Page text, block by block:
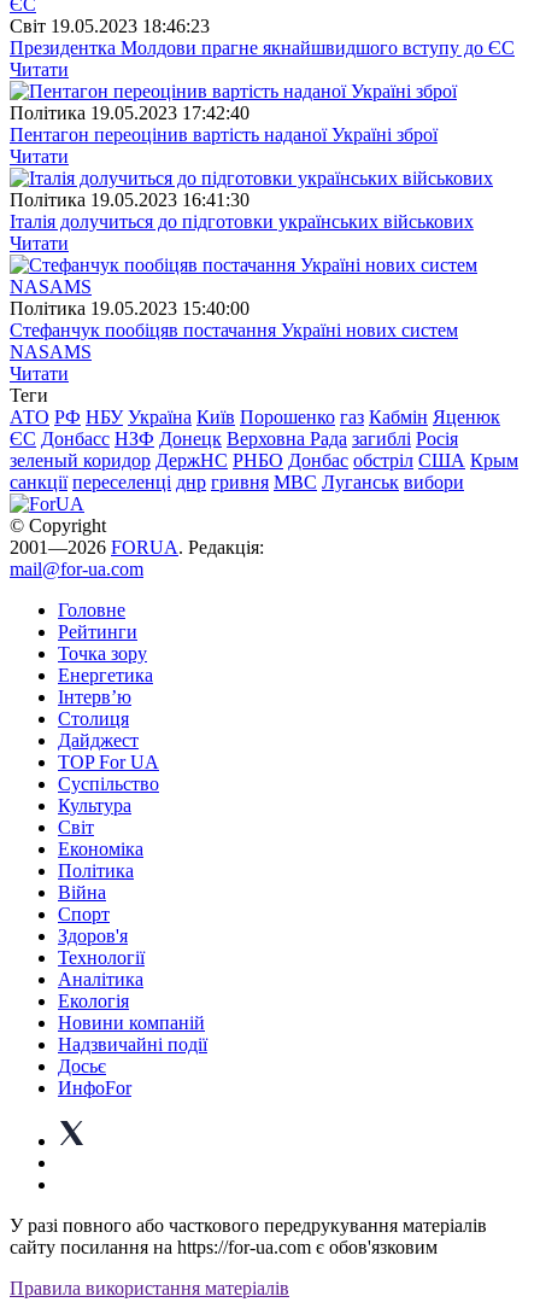
Свiт 19.05.2023 18:46:23
Президентка Молдови прагне якнайшвидшого вступу до ЄС
Читати
Полiтика 19.05.2023 17:42:40
Пентагон переоцінив вартість наданої Україні зброї
Читати
Полiтика 19.05.2023 16:41:30
Італія долучиться до підготовки українських військових
Читати
Полiтика 19.05.2023 15:40:00
Стефанчук пообіцяв постачання Україні нових систем
NASAMS
Читати
Теги
АТО РФ НБУ Україна Київ Порошенко газ Кабмін Яценюк
ЄС Донбасс НЗФ Донецк Верховна Рада загиблі Росія
зеленый коридор ДержНС РНБО Донбас обстріл США Крым
санкції переселенці днр гривня МВС Луганськ вибори
© Copyright
2001—2026 FORUA. Редакція:
mail@for-ua.com
Головне
Рейтинги
Точка зору
Енергетика
Інтерв’ю
Столиця
Дайджест
TOP For UA
Суспiльство
Культура
Світ
Економіка
Політика
Війна
Спорт
Здоров'я
Технології
Аналітика
Екологія
Новини компаній
Надзвичайні події
Досьє
ИнфоFor
У разі повного або часткового передрукування матеріалів
сайту посилання на https://for-ua.com є обов'язковим
Правила використання матеріалів